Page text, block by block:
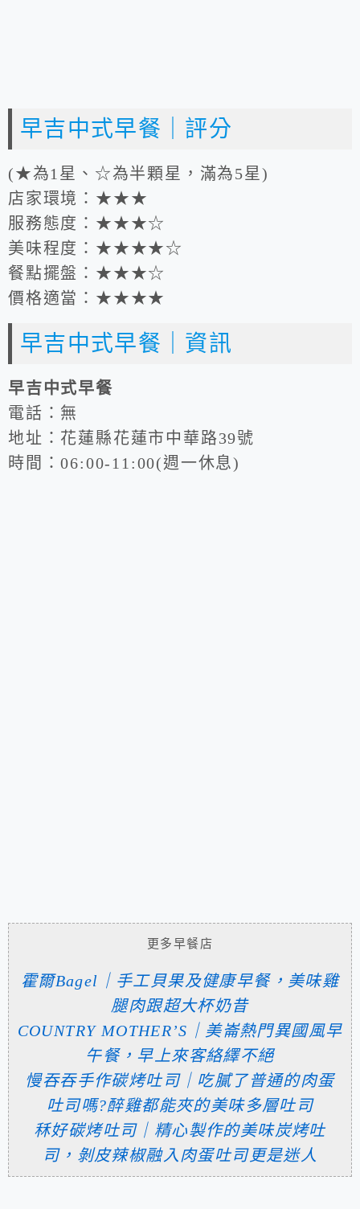
早吉中式早餐｜評分
(★為1星、☆為半顆星，滿為5星)
店家環境：★★★
服務態度：★★★☆
美味程度：★★★★☆
餐點擺盤：★★★☆
價格適當：★★★★
早吉中式早餐｜資訊
早吉中式早餐
電話：無
地址：花蓮縣花蓮市中華路39號
時間：06:00-11:00(週一休息)
更多早餐店
霍爾Bagel｜手工貝果及健康早餐，美味雞
腿肉跟超大杯奶昔
COUNTRY MOTHER’S｜美崙熱門異國風早
午餐，早上來客絡繹不絕
慢吞吞手作碳烤吐司｜吃膩了普通的肉蛋
吐司嗎?醉雞都能夾的美味多層吐司
秝好碳烤吐司｜精心製作的美味炭烤吐
司，剝皮辣椒融入肉蛋吐司更是迷人